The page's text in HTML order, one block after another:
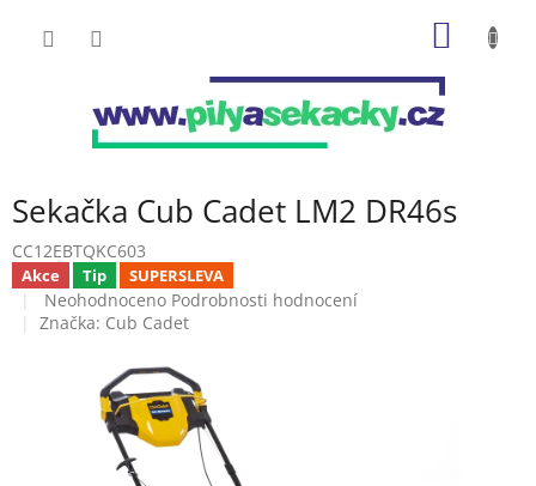
Sekačka Cub Cadet LM2 DR46s
CC12EBTQKC603
Akce Tip SUPERSLEVA
Průměrné
hodnocení
hvězdiček.
Neohodnoceno Podrobnosti hodnocení
Značka: Cub Cadet